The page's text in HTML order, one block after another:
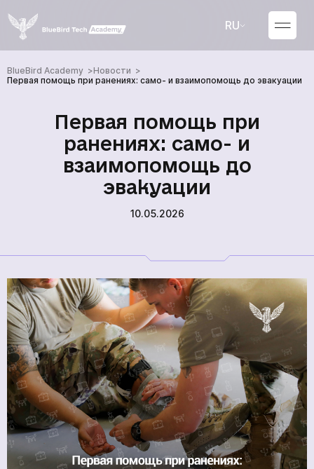
RU
UA
Курсы
Новости
О нас
Контакты
BlueBird Tech
BlueBird Academy
Новости
Первая помощь при ранениях: само- и взаимопомощь до эвакуации
Первая помощь при
ранениях: само- и
взаимопомощь до
эвакуации
10.05.2026